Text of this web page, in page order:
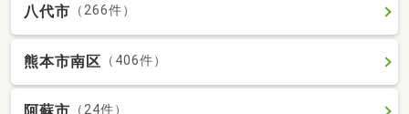
八代市 （266件）
熊本市南区 （406件）
（24件）